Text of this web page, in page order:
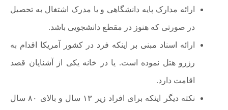
ارائه مدارک پایه دانشگاهی و یا مدرک اشتغال به تحصیل
در صورتی که هنوز در مقطع دانشجویی باشد.
ارائه اسناد مبنی بر اینکه فرد در کشور آمریکا اقدام به
رزرو هتل نموده است. یا در خانه یکی از آشنایان قصد
اقامت دارد.
نکته دیگر اینکه برای افراد زیر ۱۳ سال و بالای ۸۰ سال